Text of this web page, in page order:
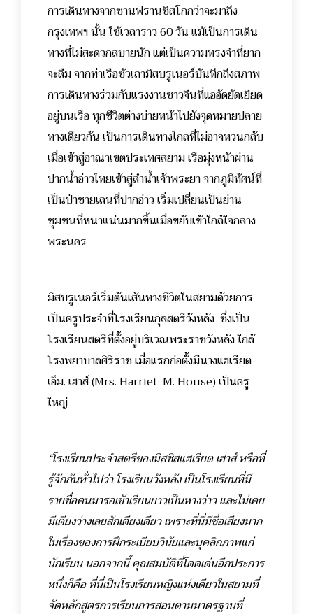
การเดินทางจากซานฟรานซิสโกกว่าจะมาถึง
กรุงเทพฯ นั้น ใช้เวลาราว 60 วัน แม้เป็นการเดิน
ทางที่ไม่สะดวกสบายนัก แต่เป็นความทรงจำที่ยาก
จะลืม จากท่าเรือซัวเถามิสบรูเนอร์บันทึกถึงสภาพ
การเดินทางร่วมกับแรงงานชาวจีนที่แออัดยัดเยียด
อยู่บนเรือ ทุกชีวิตต่างบ่ายหน้าไปยังจุดหมายปลาย
ทางเดียวกัน เป็นการเดินทางไกลที่ไม่อาจหวนกลับ
เมื่อเข้าสู่อาณาเขตประเทศสยาม เรือมุ่งหน้าผ่าน
ปากน้ำอ่าวไทยเข้าสู่ลำน้ำเจ้าพระยา จากภูมิทัศน์ที่
เป็นป่าชายเลนที่ปากอ่าว เริ่มเปลี่ยนเป็นย่าน
ชุมชนที่หนาแน่นมากขึ้นเมื่อขยับเข้าใกล้ใจกลาง
พระนคร
มิสบรูเนอร์เริ่มต้นเส้นทางชีวิตในสยามด้วยการ
เป็นครูประจำที่โรงเรียนกุลสตรีวังหลัง ซึ่งเป็น
โรงเรียนสตรีที่ตั้งอยู่บริเวณพระราชวังหลัง ใกล้
โรงพยาบาลศิริราช เมื่อแรกก่อตั้งมีนางแฮเรียต
เอ็ม. เฮาส์ (Mrs. Harriet M. House)เป็นครู
ใหญ่
“โรงเรียนประจำสตรีของมิสซิสแฮเรียต เฮาส์ หรือที่
รู้จักกันทั่วไปว่า โรงเรียนวังหลัง เป็นโรงเรียนที่มี
รายชื่อคนมารอเข้าเรียนยาวเป็นหางว่าว และไม่เคย
มีเตียงว่างเลยสักเตียงเดียว เพราะที่นี่มีชื่อเสียงมาก
ในเรื่องของการฝึกระเบียบวินัยและบุคลิกภาพแก่
นักเรียน นอกจากนี้ คุณสมบัติที่โดดเด่นอีกประการ
หนึ่งก็คือ ที่นี่เป็นโรงเรียนหญิงแห่งเดียวในสยามที่
จัดหลักสูตรการเรียนการสอนตามมาตรฐานที่